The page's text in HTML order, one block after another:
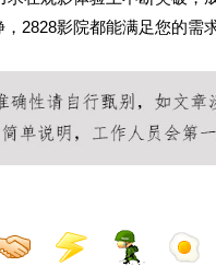
2828影院都能满足您的需